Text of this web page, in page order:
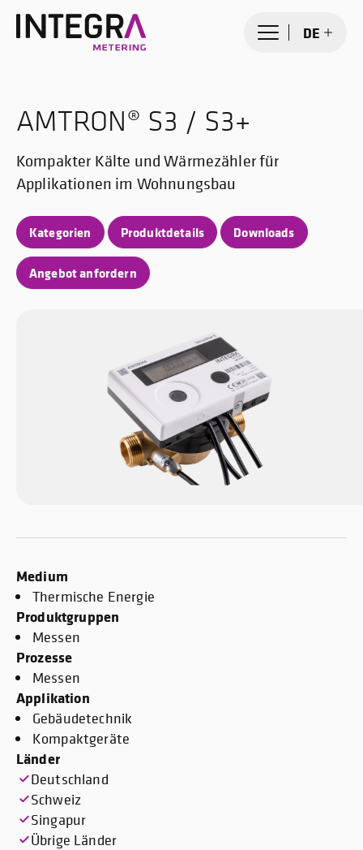
DE
AMTRON® S3 / S3+
Kompakter Kälte und Wärmezähler für
Applikationen im Wohnungsbau
Kategorien Produktdetails Downloads
Angebot anfordern
Medium
Thermische Energie
Produktgruppen
Messen
Prozesse
Messen
Applikation
Gebäudetechnik
Kompaktgeräte
Länder
Deutschland
Schweiz
Singapur
Übrige Länder